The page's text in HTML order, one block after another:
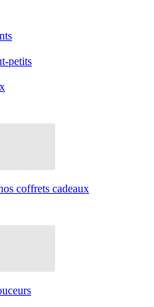
petits
coffrets cadeaux